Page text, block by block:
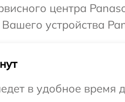
центра
устройства
в удобное